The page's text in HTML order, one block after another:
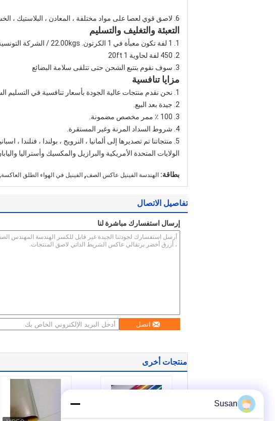
6. لاصق قوي لعصا على مواد مختلفة ، المعادن ، البلاستيك ، الخشب الخ.
التعبئة والتغليف والتسليم
1. 1 لفة تكون معبأة في 1 الكرتون. 22.00kgs / الشركة التونسية للملاحة
2. 450 لفة لحاوية 20ft 1
3. سوف نقوم بتتبع الشحن حتى تتلقى سلامة البضائع
مزايا تنافسية
1. نحن نقدم منتجات عالية الجودة بأسعار تنافسية في التسليم السريع.
2. جيدة بعد البيع.
3. 100 ٪ ممر مخصص مضمونة.
4. شروط السداد المرنة وغير المستقرة.
5. منتجاتنا تم تصديرها إلى ألمانيا ، النرويج ، بولندا ، فنلندا ، اسبانيا ، المملكة المتحدة ، فرنسا ، روسيا ،
الولايات المتحدة الأمريكية والبرازيل والمكسيك وأستراليا
بطاقة: الهندسة الفينيل عاكس الصف, الفينيل في الهواء الطلق العاكسة,
تفاصيل الاتصال
إرسال استفسارك مباشرة لنا
اتصل
منتجات أخرى
Susan